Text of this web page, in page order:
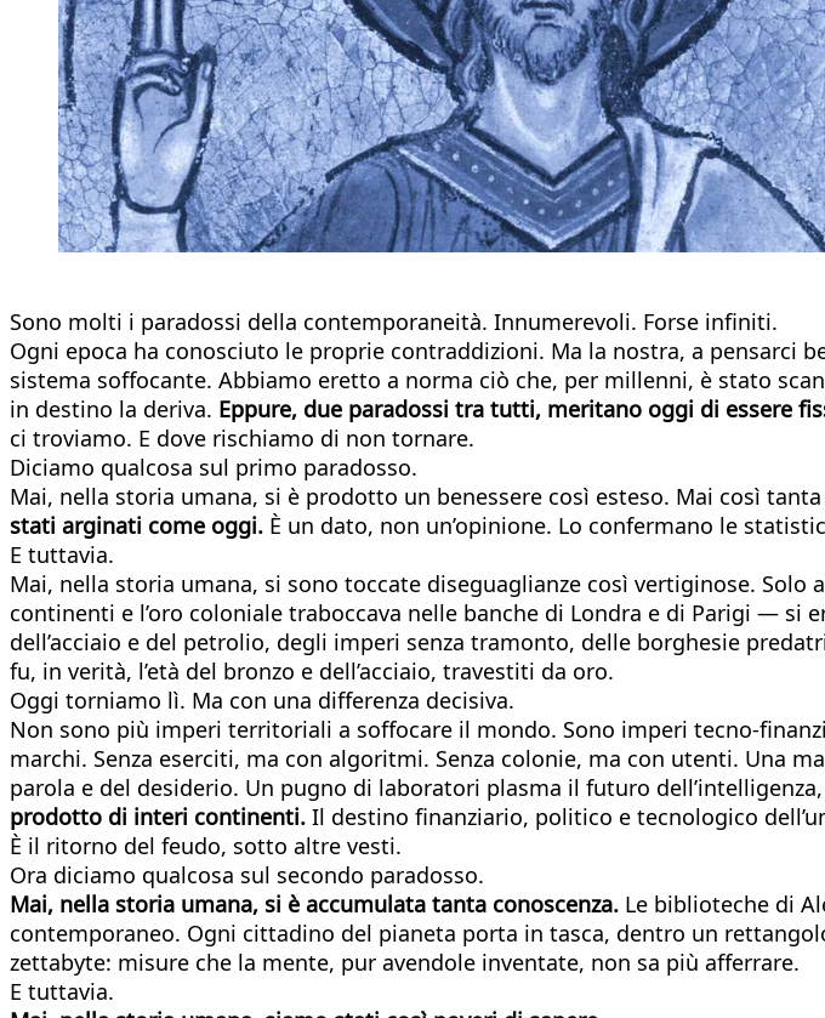
Sono molti i paradossi della contemporaneità. Innumerevoli. Forse infiniti.
Ogni epoca ha conosciuto le proprie contraddizioni. Ma la nostra, a pensarci
sistema soffocante. Abbiamo eretto a norma ciò che, per millenni, è stato
in destino la deriva. Eppure, due paradossi tra tutti, meritano oggi di essere
ci troviamo. E dove rischiamo di non tornare.
Diciamo qualcosa sul primo paradosso.
Mai, nella storia umana, si è prodotto un benessere così esteso. Mai così tanta
stati arginati come oggi. È un dato, non un’opinione. Lo confermano le
E tuttavia.
Mai, nella storia umana, si sono toccate diseguaglianze così vertiginose.
continenti e l’oro coloniale traboccava nelle banche di Londra e di Parigi —
dell’acciaio e del petrolio, degli imperi senza tramonto, delle borghesie
fu, in verità, l’età del bronzo e dell’acciaio, travestiti da oro.
Oggi torniamo lì. Ma con una differenza decisiva.
Non sono più imperi territoriali a soffocare il mondo. Sono imperi tecno-
marchi. Senza eserciti, ma con algoritmi. Senza colonie, ma con utenti. Una
parola e del desiderio. Un pugno di laboratori plasma il futuro
prodotto di interi continenti. Il destino finanziario, politico e tecnologico
È il ritorno del feudo, sotto altre vesti.
Ora diciamo qualcosa sul secondo paradosso.
Mai, nella storia umana, si è accumulata tanta conoscenza. Le biblioteche di
contemporaneo. Ogni cittadino del pianeta porta in tasca, dentro un
zettabyte: misure che la mente, pur avendole inventate, non sa più afferrare.
E tuttavia.